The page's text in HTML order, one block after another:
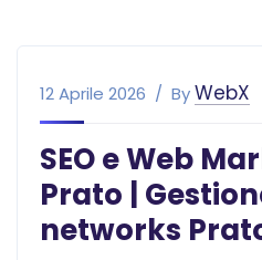
12 Aprile 2026 ByWebX
SEO e Web
Prato |
networks